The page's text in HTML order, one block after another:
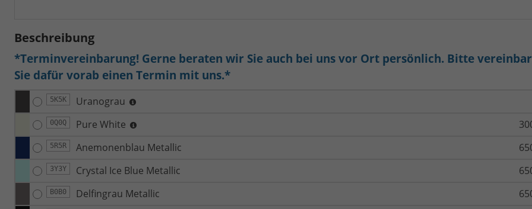
Beschreibung
*Terminvereinbarung! Gerne beraten wir Sie auch bei uns vor Ort persönlich. Bitte
Sie dafür vorab einen Termin mit uns.*
5K5K Uranograu
0Q0Q Pure White
5R5R Anemonenblau Metallic
3Y3Y Crystal Ice Blue Metallic
B0B0 Delfingrau Metallic